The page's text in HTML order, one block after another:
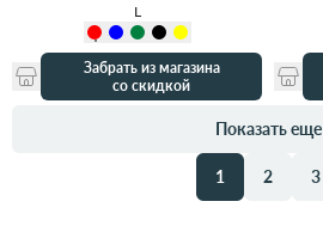
L
Забрать из магазина
со скидкой
Показать еще
1 2 3